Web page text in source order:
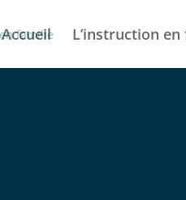
Accueil L’instruction